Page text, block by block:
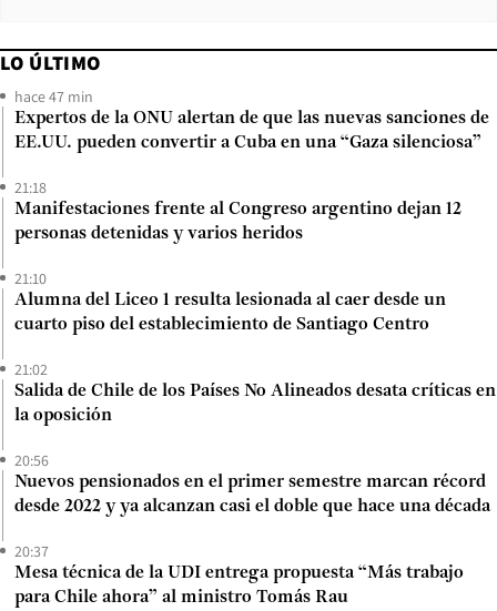
LO ÚLTIMO
hace 47 min
Expertos de la ONU alertan de que las nuevas sanciones de
EE.UU. pueden convertir a Cuba en una “Gaza silenciosa”
21:18
Manifestaciones frente al Congreso argentino dejan 12
personas detenidas y varios heridos
21:10
Alumna del Liceo 1 resulta lesionada al caer desde un
cuarto piso del establecimiento de Santiago Centro
21:02
Salida de Chile de los Países No Alineados desata críticas en
la oposición
20:56
Nuevos pensionados en el primer semestre marcan récord
desde 2022 y ya alcanzan casi el doble que hace una década
20:37
Mesa técnica de la UDI entrega propuesta “Más trabajo
para Chile ahora” al ministro Tomás Rau